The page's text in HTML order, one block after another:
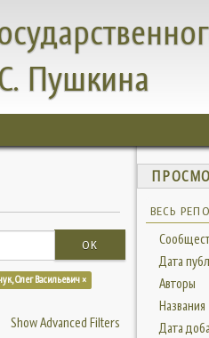
Пушкина
OK
Олег Васильевич ×
Show Advanced Filters
ВЕСЬ
Дата
Авторы
Названия
Дата